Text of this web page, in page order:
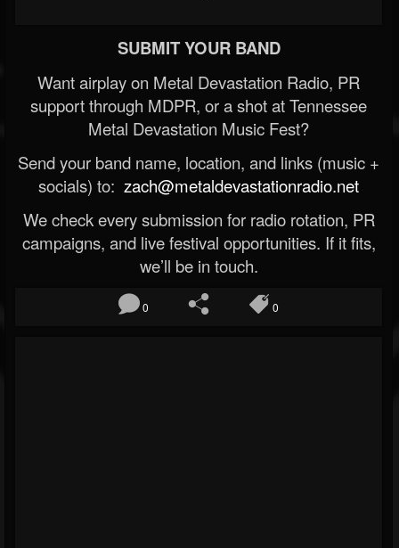
SUBMIT YOUR BAND
Want airplay on Metal Devastation Radio, PR
support through MDPR, or a shot at Tennessee
Metal Devastation Music Fest?
Send your band name, location, and links (music +
socials) to: zach@metaldevastationradio.net
We check every submission for radio rotation, PR
campaigns, and live festival opportunities. If it fits,
we’ll be in touch.
0 0